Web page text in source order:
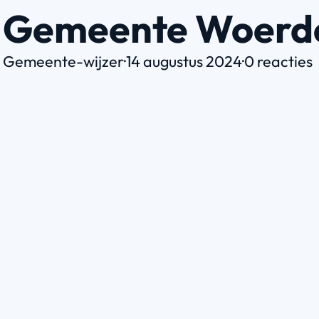
Gemeente
Gemeente-wijzer·14 augustus 2024·0 reacties